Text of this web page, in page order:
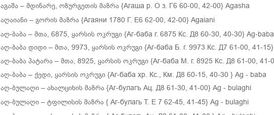
აგაშა – მდინარე, ოზურგეთის მაზრა {Aгaшa p. O з. Г6 60-00, 42-00} Agasha
აღაიანი – გორის მაზრა {Агаяни 1780 Г. E6 62-00, 42-00} Agaiani
აღ-ბაბა – მთა, 6875, ყარსის ოკრუგი {Аг-баба г. 6875 Кс. Д8 60-30, 40-30} Ag-baba
აღ-ბაბა დიდი – მთა, 9973, ყარსის ოკრუგი {Аг-баба Б. г. 9973 Кс. Д7 61-00, 41-15}
აღ-ბაბა პატარა – მთა, 8925, ყარსის ოკრუგი {Аг-баба М. г. 8925 Кс. Д8 61-00, 41-
აღ-ბაბა – ქედი, ყარსის ოკრუგი {Аг-баба хр. Кс., Км. Д8 60-15, 40-30 } Ag - baba
აღ-ბულაღი – ახალციხის მაზრა {Аг-булагъ Ац. Д8 61-30, 41-00} Ag - bulaghi
აღ-ბულაღი – ტფილისის მაზრა { Аг-булагь Т. E 7 62-45, 41-45} Ag - bulaghi